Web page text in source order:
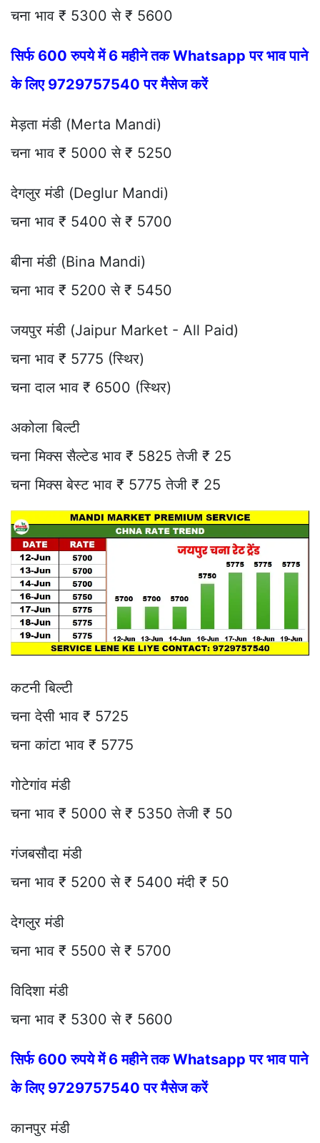
चना भाव ₹ 5300 से ₹ 5600
सिर्फ 600 रुपये में 6 महीने तक Whatsapp पर भाव पाने
के लिए 9729757540 पर मैसेज करें
मेड़ता मंडी (Merta Mandi)
चना भाव ₹ 5000 से ₹ 5250
देगलुर मंडी (Deglur Mandi)
चना भाव ₹ 5400 से ₹ 5700
बीना मंडी (Bina Mandi)
चना भाव ₹ 5200 से ₹ 5450
जयपुर मंडी (Jaipur Market - All Paid)
चना भाव ₹ 5775 (स्थिर)
चना दाल भाव ₹ 6500 (स्थिर)
अकोला बिल्टी
चना मिक्स सैल्टेड भाव ₹ 5825 तेजी ₹ 25
चना मिक्स बेस्ट भाव ₹ 5775 तेजी ₹ 25
कटनी बिल्टी
चना देसी भाव ₹ 5725
चना कांटा भाव ₹ 5775
गोटेगांव मंडी
चना भाव ₹ 5000 से ₹ 5350 तेजी ₹ 50
गंजबसौदा मंडी
चना भाव ₹ 5200 से ₹ 5400 मंदी ₹ 50
देगलुर मंडी
चना भाव ₹ 5500 से ₹ 5700
विदिशा मंडी
चना भाव ₹ 5300 से ₹ 5600
सिर्फ 600 रुपये में 6 महीने तक Whatsapp पर भाव पाने
के लिए 9729757540 पर मैसेज करें
कानपुर मंडी